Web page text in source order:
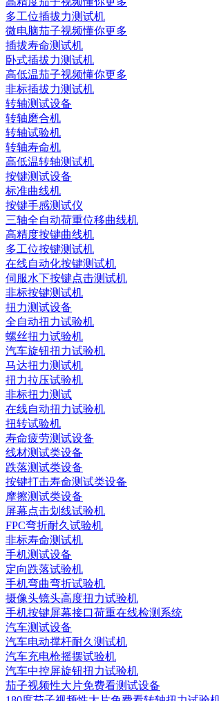
多工位插拔力测试机
微电脑茄子视频懂你更多
插拔寿命测试机
卧式插拔力测试机
高低温茄子视频懂你更多
非标插拔力测试机
转轴测试设备
转轴磨合机
转轴试验机
转轴寿命机
高低温转轴测试机
按键测试设备
标准曲线机
按键手感测试仪
三轴全自动荷重位移曲线机
高精度按键曲线机
多工位按键测试机
在线自动化按键测试机
伺服水下按键点击测试机
非标按键测试机
扭力测试设备
全自动扭力试验机
螺丝扭力试验机
汽车旋钮扭力试验机
马达扭力测试机
扭力拉压试验机
非标扭力测试
在线自动扭力试验机
扭转试验机
寿命疲劳测试设备
线材测试类设备
跌落测试类设备
按键打击寿命测试类设备
摩擦测试类设备
屏幕点击划线试验机
FPC弯折耐久试验机
非标寿命测试机
手机测试设备
定向跌落试验机
手机弯曲弯折试验机
摄像头镜头高度扭力试验机
手机按键屏幕接口荷重在线检测系统
汽车测试设备
汽车电动撑杆耐久测试机
汽车充电枪摇摆试验机
汽车中控屏旋钮扭力试验机
茄子视频性大片免费看测试设备